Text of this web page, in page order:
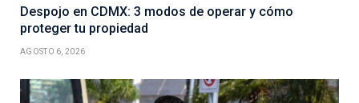
Despojo en CDMX: 3 modos de operar y cómo
proteger tu propiedad
AGOSTO 6, 2026